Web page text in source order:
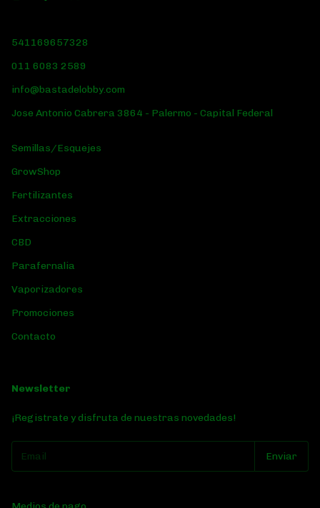
541169657328
011 6083 2589
info@bastadelobby.com
Jose Antonio Cabrera 3864 - Palermo - Capital Federal
Semillas/Esquejes
GrowShop
Fertilizantes
Extracciones
CBD
Parafernalia
Vaporizadores
Promociones
Contacto
Newsletter
¡Registrate y disfruta de nuestras novedades!